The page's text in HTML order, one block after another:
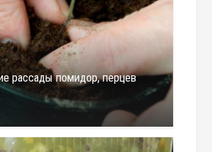
рассады помидор, перцев